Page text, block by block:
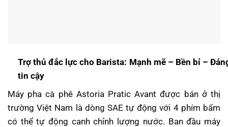
Trợ thủ đắc lực cho Barista: Mạnh mẽ – Bền bỉ –
tin cậy
Máy pha cà phê Astoria Pratic Avant được bán ở thị
trường Việt Nam là dòng SAE tự động với 4 phím bấm
có thể tự động canh chỉnh lượng nước. Ban đầu máy